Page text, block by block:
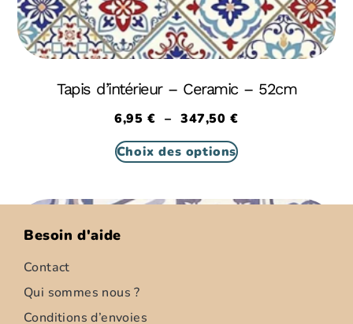
Tapis d’intérieur – Ceramic – 52cm
6,95€ – 347,50€
Choix des options
Besoin d'aide
Contact
Qui sommes nous ?
Conditions d’envoies